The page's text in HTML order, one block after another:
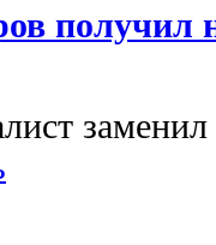
получил